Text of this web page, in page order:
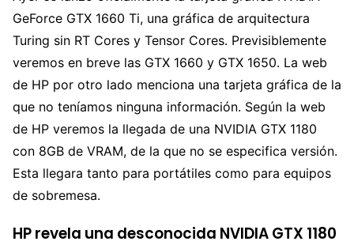
GeForce GTX 1660 Ti, una gráfica de arquitectura
Turing sin RT Cores y Tensor Cores. Previsiblemente
veremos en breve las GTX 1660 y GTX 1650. La web
de HP por otro lado menciona una tarjeta gráfica de la
que no teníamos ninguna información. Según la web
de HP veremos la llegada de una NVIDIA GTX 1180
con 8GB de VRAM, de la que no se especifica versión.
Esta llegara tanto para portátiles como para equipos
de sobremesa.
HP revela una desconocida NVIDIA GTX 1180